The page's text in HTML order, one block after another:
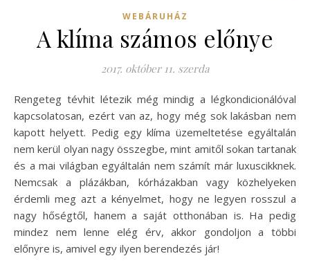
WEBÁRUHÁZ
A klíma számos előnye
2017. október 11. szerda
Rengeteg tévhit létezik még mindig a légkondicionálóval
kapcsolatosan, ezért van az, hogy még sok lakásban nem
kapott helyett. Pedig egy klíma üzemeltetése egyáltalán
nem kerül olyan nagy összegbe, mint amitől sokan tartanak
és a mai világban egyáltalán nem számít már luxuscikknek.
Nemcsak a plázákban, kórházakban vagy közhelyeken
érdemli meg azt a kényelmet, hogy ne legyen rosszul a
nagy hőségtől, hanem a saját otthonában is. Ha pedig
mindez nem lenne elég érv, akkor gondoljon a többi
előnyre is, amivel egy ilyen berendezés jár!